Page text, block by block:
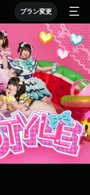
プラン変更